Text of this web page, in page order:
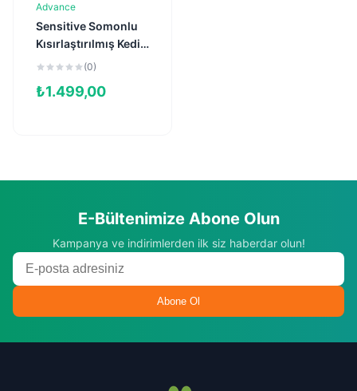
Sepete Ekle
Advance
Sensitive Somonlu
Kısırlaştırılmış Kedi
Maması 3kg
(0)
₺1.499,00
E-Bültenimize Abone Olun
Kampanya ve indirimlerden ilk siz haberdar olun!
Abone Ol